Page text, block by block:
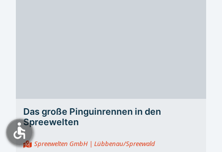
Das große Pinguinrennen in den
Spreewelten
Spreewelten GmbH | Lübbenau/Spreewald
accessible